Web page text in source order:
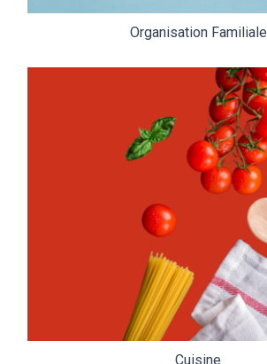
Organisation Familiale
Cuisine